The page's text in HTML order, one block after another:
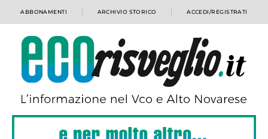
ABBONAMENTI ARCHIVIO STORICO ACCEDI/REGISTRATI